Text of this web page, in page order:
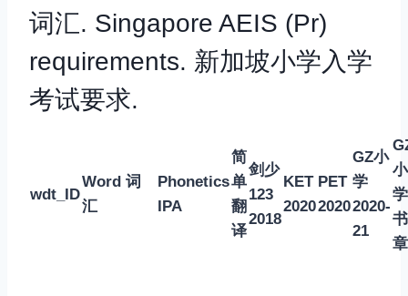
词汇. Singapore AEIS (Pr)
requirements. 新加坡小学入学
考试要求.
wdt_ID
Word 词
汇
Phonetics
IPA
简
单
翻
译
剑少
123
2018
KET
2020
PET
2020
GZ小
学
2020-
21
小
学
书
章